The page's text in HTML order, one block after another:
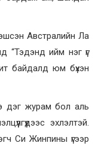
Австралийн Ла
“Тэдэнд ийм нэг үг
байдалд юм бүхэн
дэг журам бол аль
эхлэлтэй.
Си Жинпины үгээр